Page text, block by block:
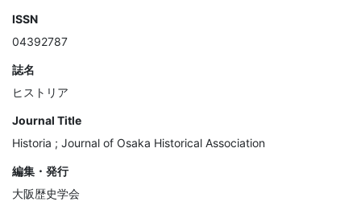
ISSN
04392787
誌名
ヒストリア
Journal Title
Historia ; Journal of Osaka Historical Association
編集・発行
大阪歴史学会